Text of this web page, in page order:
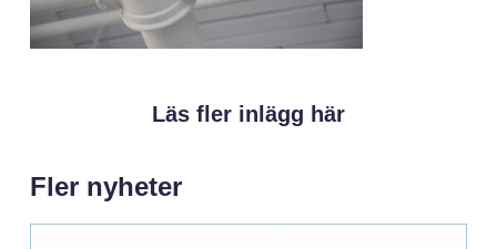
Läs fler inlägg här
Fler nyheter